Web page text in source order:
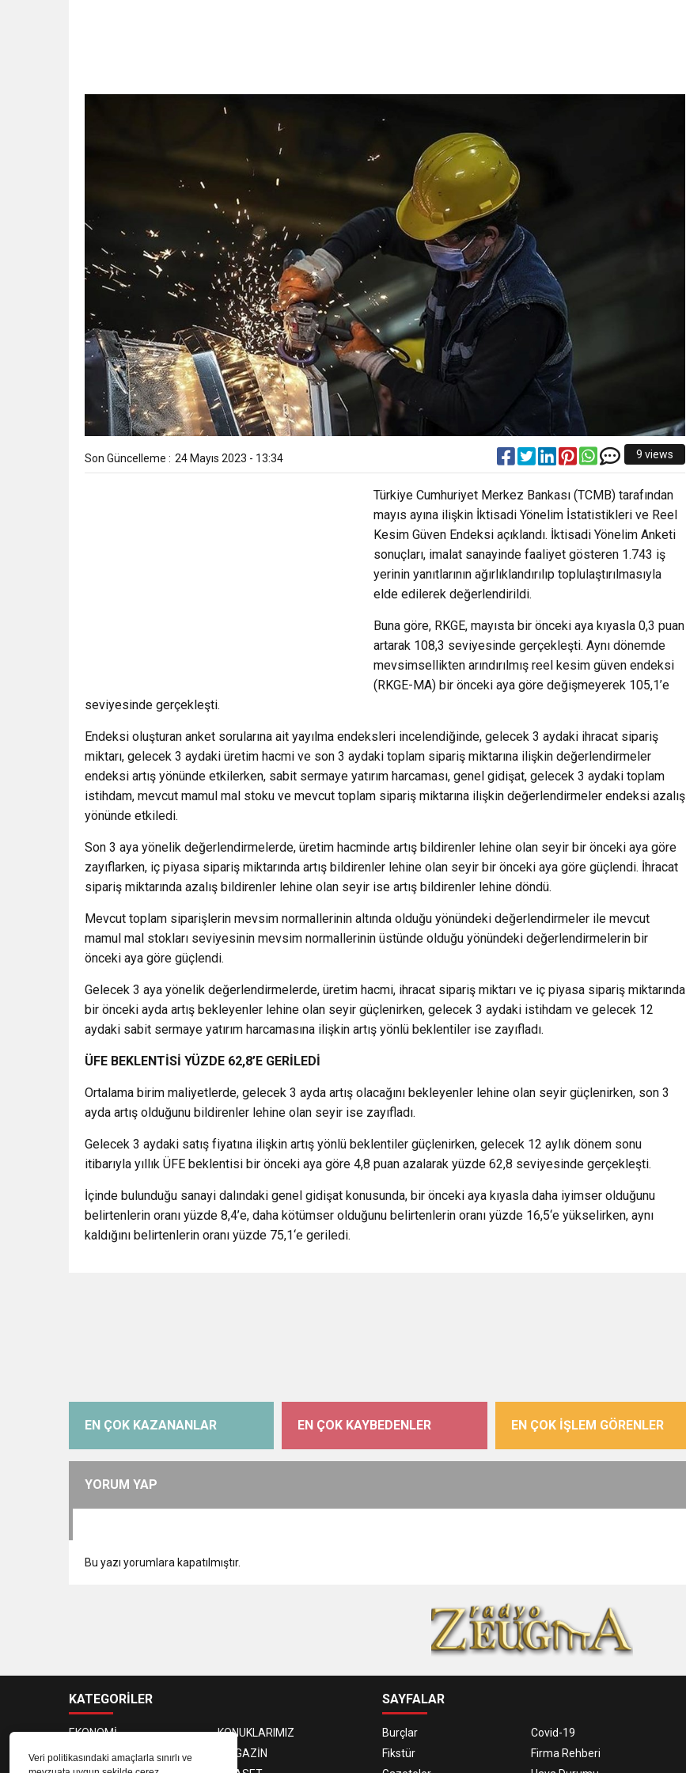
Veri politikasındaki amaçlarla sınırlı ve
11:32 Dr. Öcük, karın germe estetiği ile ilgili bilgi verdi
10:45 Terör Örgütüne MİT’ten Darbe!
Son Güncelleme : 24 Mayıs 2023 - 13:34 9 views
Türkiye Cumhuriyet Merkez Bankası (TCMB) tarafından
mayıs ayına ilişkin İktisadi Yönelim İstatistikleri ve Reel
Kesim Güven Endeksi açıklandı. İktisadi Yönelim Anketi
sonuçları, imalat sanayinde faaliyet gösteren 1.743 iş
yerinin yanıtlarının ağırlıklandırılıp toplulaştırılmasıyla
elde edilerek değerlendirildi.
Buna göre, RKGE, mayısta bir önceki aya kıyasla 0,3 puan
artarak 108,3 seviyesinde gerçekleşti. Aynı dönemde
mevsimsellikten arındırılmış reel kesim güven endeksi
(RKGE-MA) bir önceki aya göre değişmeyerek 105,1’e
seviyesinde gerçekleşti.
Endeksi oluşturan anket sorularına ait yayılma endeksleri incelendiğinde, gelecek 3 aydaki ihracat sipariş
miktarı, gelecek 3 aydaki üretim hacmi ve son 3 aydaki toplam sipariş miktarına ilişkin değerlendirmeler
endeksi artış yönünde etkilerken, sabit sermaye yatırım harcaması, genel gidişat, gelecek 3 aydaki toplam
istihdam, mevcut mamul mal stoku ve mevcut toplam sipariş miktarına ilişkin değerlendirmeler endeksi azalış
yönünde etkiledi.
Son 3 aya yönelik değerlendirmelerde, üretim hacminde artış bildirenler lehine olan seyir bir önceki aya göre
zayıflarken, iç piyasa sipariş miktarında artış bildirenler lehine olan seyir bir önceki aya göre güçlendi. İhracat
sipariş miktarında azalış bildirenler lehine olan seyir ise artış bildirenler lehine döndü.
Mevcut toplam siparişlerin mevsim normallerinin altında olduğu yönündeki değerlendirmeler ile mevcut
mamul mal stokları seviyesinin mevsim normallerinin üstünde olduğu yönündeki değerlendirmelerin bir
önceki aya göre güçlendi.
Gelecek 3 aya yönelik değerlendirmelerde, üretim hacmi, ihracat sipariş miktarı ve iç piyasa sipariş miktarında
bir önceki ayda artış bekleyenler lehine olan seyir güçlenirken, gelecek 3 aydaki istihdam ve gelecek 12
aydaki sabit sermaye yatırım harcamasına ilişkin artış yönlü beklentiler ise zayıfladı.
ÜFE BEKLENTİSİ YÜZDE 62,8’E GERİLEDİ
Ortalama birim maliyetlerde, gelecek 3 ayda artış olacağını bekleyenler lehine olan seyir güçlenirken, son 3
ayda artış olduğunu bildirenler lehine olan seyir ise zayıfladı.
Gelecek 3 aydaki satış fiyatına ilişkin artış yönlü beklentiler güçlenirken, gelecek 12 aylık dönem sonu
itibarıyla yıllık ÜFE beklentisi bir önceki aya göre 4,8 puan azalarak yüzde 62,8 seviyesinde gerçekleşti.
İçinde bulunduğu sanayi dalındaki genel gidişat konusunda, bir önceki aya kıyasla daha iyimser olduğunu
belirtenlerin oranı yüzde 8,4’e, daha kötümser olduğunu belirtenlerin oranı yüzde 16,5‘e yükselirken, aynı
kaldığını belirtenlerin oranı yüzde 75,1‘e geriledi.
EN ÇOK KAZANANLAR EN ÇOK KAYBEDENLER EN ÇOK İŞLEM GÖRENLER
YORUM YAP
Bu yazı yorumlara kapatılmıştır.
KATEGORİLER
EKONOMİ
KONUKLARIMIZ
PROGRAMCILAR
MAGAZİN
SAYFALAR
Burçlar
Covid-19
Fikstür
Firma Rehberi